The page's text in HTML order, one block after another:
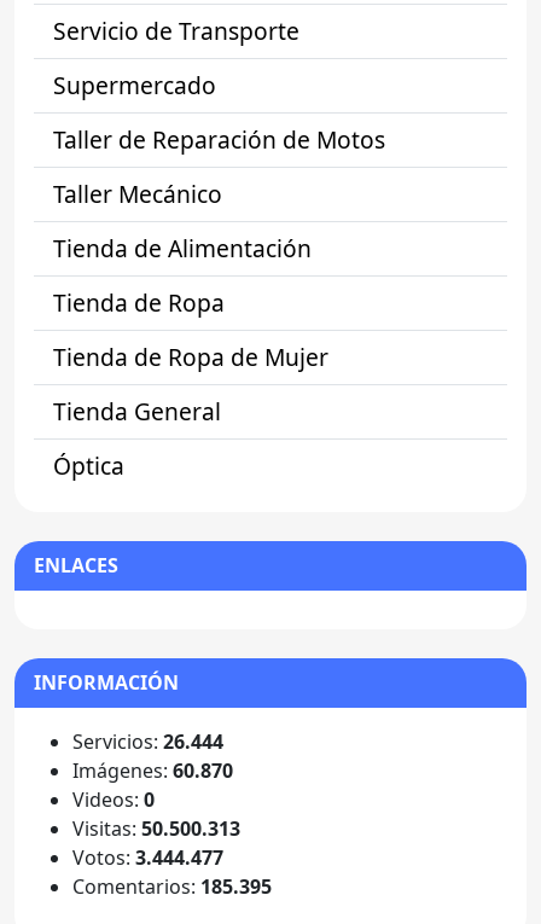
Servicio de Transporte
Supermercado
Taller de Reparación de Motos
Taller Mecánico
Tienda de Alimentación
Tienda de Ropa
Tienda de Ropa de Mujer
Tienda General
Óptica
ENLACES
INFORMACIÓN
Servicios: 26.444
Imágenes: 60.870
Videos: 0
Visitas: 50.500.313
Votos: 3.444.477
Comentarios: 185.395